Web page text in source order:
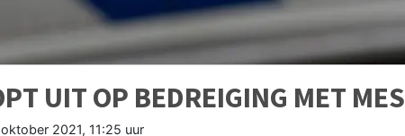
UIT OP BEDREIGING MET MES
2021, 11:25 uur